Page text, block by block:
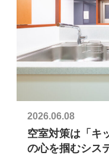
2026.06.08
空室対策は「キ
の心を掴むシス